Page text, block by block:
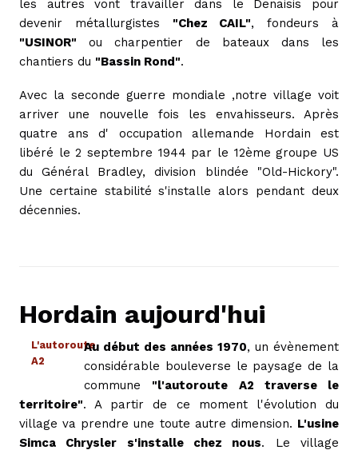
les autres vont travailler dans le Denaisis pour
devenir métallurgistes "Chez CAIL", fondeurs à
"USINOR" ou charpentier de bateaux dans les
chantiers du "Bassin Rond".
Avec la seconde guerre mondiale ,notre village voit
arriver une nouvelle fois les envahisseurs. Après
quatre ans d' occupation allemande Hordain est
libéré le 2 septembre 1944 par le 12ème groupe US
du Général Bradley, division blindée "Old-Hickory".
Une certaine stabilité s'installe alors pendant deux
décennies.
Hordain aujourd'hui
L'autoroute
A2
Au début des années 1970, un évènement
considérable bouleverse le paysage de la
commune "l'autoroute A2 traverse le
territoire". A partir de ce moment l'évolution du
village va prendre une toute autre dimension. L'usine
Simca Chrysler s'installe chez nous. Le village